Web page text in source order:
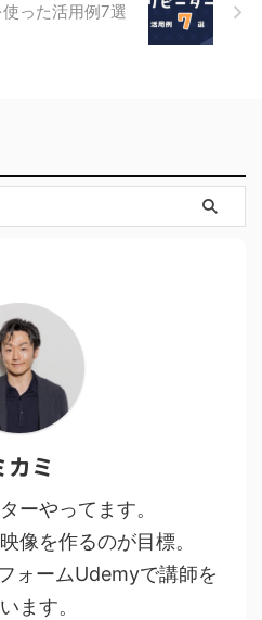
った活用例7選
カミ
ーやってます。
像を作るのが目標。
ォームUdemyで講師を
ます。